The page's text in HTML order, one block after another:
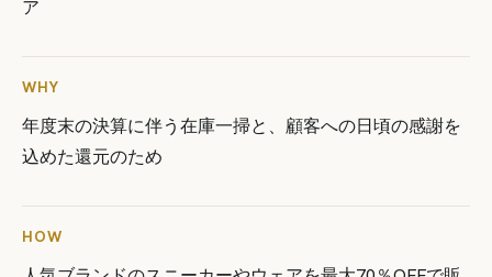
ア
WHY
年度末の決算に伴う在庫一掃と、顧客への日頃の感謝を
込めた還元のた​​め
HOW